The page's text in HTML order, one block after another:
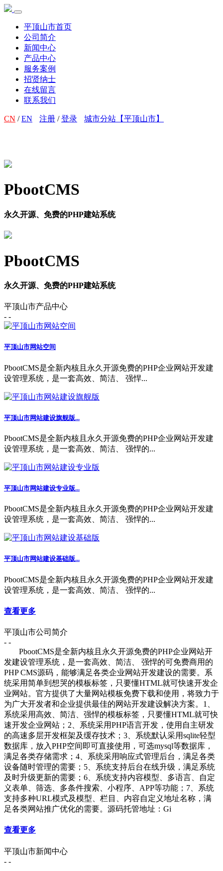
平顶山市首页
公司简介
新闻中心
产品中心
服务案例
招贤纳士
在线留言
联系我们
CN /EN 注册 /登录 城市分站【平顶山市】
PbootCMS
永久开源、免费的PHP建站系统
PbootCMS
永久开源、免费的PHP建站系统
平顶山市产品中心
- -
平顶山市网站空间
PbootCMS是全新内核且永久开源免费的PHP企业网站开发建
设管理系统，是一套高效、简洁、 强悍...
平顶山市网站建设旗舰版...
PbootCMS是全新内核且永久开源免费的PHP企业网站开发建
设管理系统，是一套高效、简洁、 强悍的...
平顶山市网站建设专业版...
PbootCMS是全新内核且永久开源免费的PHP企业网站开发建
设管理系统，是一套高效、简洁、 强悍的...
平顶山市网站建设基础版...
PbootCMS是全新内核且永久开源免费的PHP企业网站开发建
设管理系统，是一套高效、简洁、 强悍的...
查看更多
平顶山市公司简介
- -
PbootCMS是全新内核且永久开源免费的PHP企业网站开
发建设管理系统，是一套高效、简洁、 强悍的可免费商用的
PHP CMS源码，能够满足各类企业网站开发建设的需要。系
统采用简单到想哭的模板标签，只要懂HTML就可快速开发企
业网站。官方提供了大量网站模板免费下载和使用，将致力于
为广大开发者和企业提供最佳的网站开发建设解决方案。1、
系统采用高效、简洁、强悍的模板标签，只要懂HTML就可快
速开发企业网站；2、系统采用PHP语言开发，使用自主研发
的高速多层开发框架及缓存技术；3、系统默认采用sqlite轻型
数据库，放入PHP空间即可直接使用，可选mysql等数据库，
满足各类存储需求；4、系统采用响应式管理后台，满足各类
设备随时管理的需要；5、系统支持后台在线升级，满足系统
及时升级更新的需要；6、系统支持内容模型、多语言、自定
义表单、筛选、多条件搜索、小程序、APP等功能；7、系统
支持多种URL模式及模型、栏目、内容自定义地址名称，满
足各类网站推广优化的需要。源码托管地址：Gi
查看更多
平顶山市新闻中心
- -